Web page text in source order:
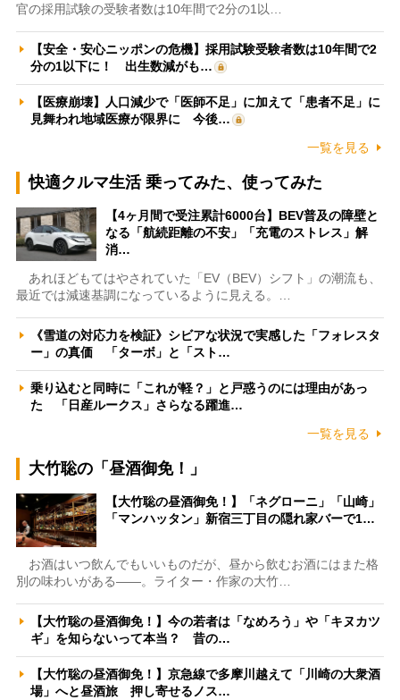
官の採用試験の受験者数は10年間で2分の1以…
【安全・安心ニッポンの危機】採用試験受験者数は10年間で2
分の1以下に！ 出生数減がも…
【医療崩壊】人口減少で「医師不足」に加えて「患者不足」に
見舞われ地域医療が限界に 今後…
一覧を見る
快適クルマ生活 乗ってみた、使ってみた
【4ヶ月間で受注累計6000台】BEV普及の障壁と
なる「航続距離の不安」「充電のストレス」解
消…
あれほどもてはやされていた「EV（BEV）シフト」の潮流も、
最近では減速基調になっているように見える。…
《雪道の対応力を検証》シビアな状況で実感した「フォレスタ
ー」の真価 「ターボ」と「スト…
乗り込むと同時に「これが軽？」と戸惑うのには理由があっ
た 「日産ルークス」さらなる躍進…
一覧を見る
大竹聡の「昼酒御免！」
【大竹聡の昼酒御免！】「ネグローニ」「山崎」
「マンハッタン」新宿三丁目の隠れ家バーで1…
お酒はいつ飲んでもいいものだが、昼から飲むお酒にはまた格
別の味わいがある――。ライター・作家の大竹…
【大竹聡の昼酒御免！】今の若者は「なめろう」や「キヌカツ
ギ」を知らないって本当？ 昔の…
【大竹聡の昼酒御免！】京急線で多摩川越えて「川崎の大衆酒
場」へと昼酒旅 押し寄せるノス…